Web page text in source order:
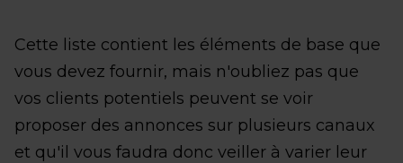
Cette liste contient les éléments de base que
vous devez fournir, mais n'oubliez pas que
vos clients potentiels peuvent se voir
proposer des annonces sur plusieurs canaux
et qu'il vous faudra donc veiller à varier leur